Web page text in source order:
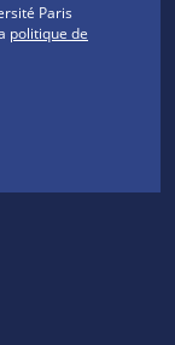
Paris
politique de